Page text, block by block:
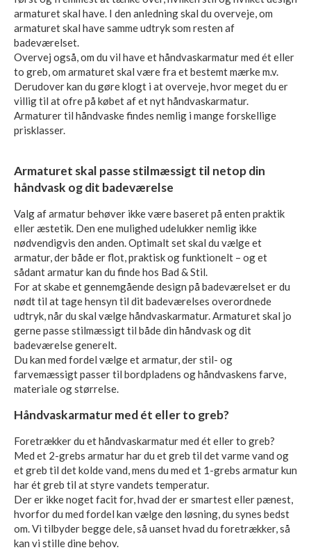
armaturet skal have. I den anledning skal du overveje, om
armaturet skal have samme udtryk som resten af
badeværelset.
Overvej også, om du vil have et håndvaskarmatur med ét eller
to greb, om armaturet skal være fra et bestemt mærke m.v.
Derudover kan du gøre klogt i at overveje, hvor meget du er
villig til at ofre på købet af et nyt håndvaskarmatur.
Armaturer til håndvaske findes nemlig i mange forskellige
prisklasser.
Armaturet skal passe stilmæssigt til netop din
håndvask og dit badeværelse
Valg af armatur behøver ikke være baseret på enten praktik
eller æstetik. Den ene mulighed udelukker nemlig ikke
nødvendigvis den anden. Optimalt set skal du vælge et
armatur, der både er flot, praktisk og funktionelt – og et
sådant armatur kan du finde hos Bad & Stil.
For at skabe et gennemgående design på badeværelset er du
nødt til at tage hensyn til dit badeværelses overordnede
udtryk, når du skal vælge håndvaskarmatur. Armaturet skal jo
gerne passe stilmæssigt til både din håndvask og dit
badeværelse generelt.
Du kan med fordel vælge et armatur, der stil- og
farvemæssigt passer til bordpladens og håndvaskens farve,
materiale og størrelse.
Håndvaskarmatur med ét eller to greb?
Foretrækker du et håndvaskarmatur med ét eller to greb?
Med et 2-grebs armatur har du et greb til det varme vand og
et greb til det kolde vand, mens du med et 1-grebs armatur kun
har ét greb til at styre vandets temperatur.
Der er ikke noget facit for, hvad der er smartest eller pænest,
hvorfor du med fordel kan vælge den løsning, du synes bedst
om. Vi tilbyder begge dele, så uanset hvad du foretrækker, så
kan vi stille dine behov.